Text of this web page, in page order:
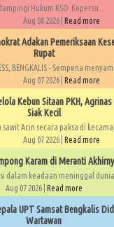
Hukum KSO Koperssi...
Aug 08 2026 | Read more
Adakan Pemeriksaan
Rupat
BENGKALIS - Sempena
Aug 07 2026 | Read more
Kebun Sitaan PKH,
Siak Kecil
Acin secara paksa di
Aug 07 2026 | Read more
Karam di Meranti
keadaan meninggal
Aug 07 2026 | Read more
UPT Samsat Bengkalis
Wartawan